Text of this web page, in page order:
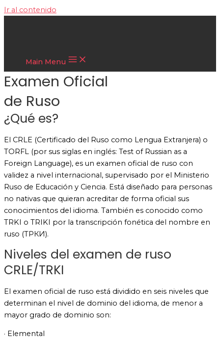
Ir al contenido
Main Menu
Examen Oficial
de Ruso
¿Qué es?
El CRLE (Certificado del Ruso como Lengua Extranjera) o
TORFL (por sus siglas en inglés: Test of Russian as a
Foreign Language), es un examen oficial de ruso con
validez a nivel internacional, supervisado por el Ministerio
Ruso de Educación y Ciencia. Está diseñado para personas
no nativas que quieran acreditar de forma oficial sus
conocimientos del idioma. También es conocido como
TRKI o TRIKI por la transcripción fonética del nombre en
ruso (ТРКИ).
Niveles del examen de ruso
CRLE/TRKI
El examen oficial de ruso está dividido en seis niveles que
determinan el nivel de dominio del idioma, de menor a
mayor grado de dominio son:
· Elemental